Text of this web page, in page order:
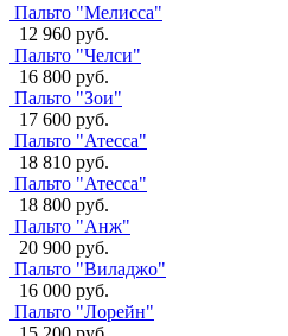
Пальто "Мелисса"
12 960 руб.
Пальто "Челси"
16 800 руб.
Пальто "Зои"
17 600 руб.
Пальто "Атесса"
18 810 руб.
Пальто "Атесса"
18 800 руб.
Пальто "Анж"
20 900 руб.
Пальто "Виладжо"
16 000 руб.
Пальто "Лорейн"